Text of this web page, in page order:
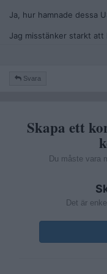
Ja, hur hamnade dessa
Jag misstänker starkt
Svara
Skapa ett
Du måste vara
Det är